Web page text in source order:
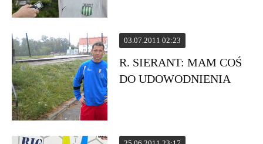
03.07.2011 02:23
R. SIERANT: MAM COŚ
DO UDOWODNIENIA